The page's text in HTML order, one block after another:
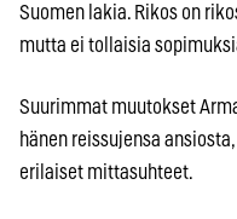
Suomen lakia. Rikos on
mutta ei tollaisia
Suurimmat muutokset
hänen reissujensa
erilaiset mittasuhteet.